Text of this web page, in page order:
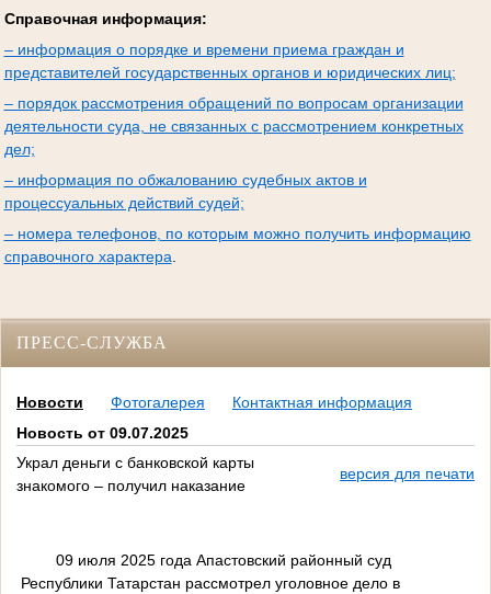
Справочная информация:
– информация о порядке и времени приема граждан и
представителей государственных органов и юридических лиц;
– порядок рассмотрения обращений по вопросам организации
деятельности суда, не связанных с рассмотрением конкретных
дел;
– информация по обжалованию судебных актов и
процессуальных действий судей;
– номера телефонов, по которым можно получить информацию
справочного характера
ПРЕСС-СЛУЖБА
Новости Фотогалерея
Контактная информация
Новость от 09.07.2025
Украл деньги с банковской карты
знакомого – получил наказание
версия для печати
09 июля 2025 года Апастовский районный суд
Республики Татарстан рассмотрел уголовное дело в